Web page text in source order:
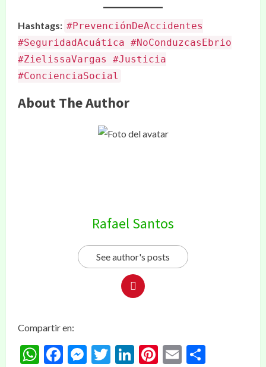
Hashtags: #PrevenciónDeAccidentes
#SeguridadAcuática #NoConduzcasEbrio
#ZielissaVargas #Justicia
#ConcienciaSocial
About The Author
Rafael Santos
See author's posts
Compartir en:
WhatsApp
Facebook
Messenger
Twitter
LinkedIn
Pinterest
Email